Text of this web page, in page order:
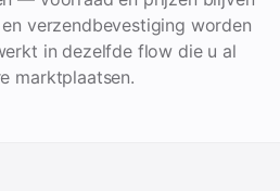
verzendbevestiging worden
in dezelfde flow die u al
marktplaatsen.